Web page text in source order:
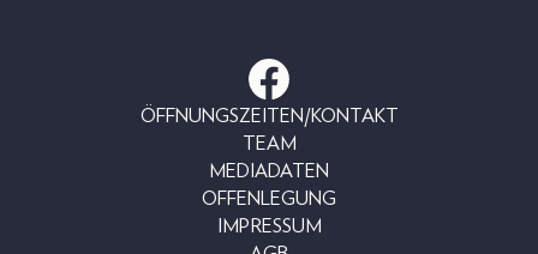
ÖFFNUNGSZEITEN/KONTAKT
TEAM
MEDIADATEN
OFFENLEGUNG
IMPRESSUM